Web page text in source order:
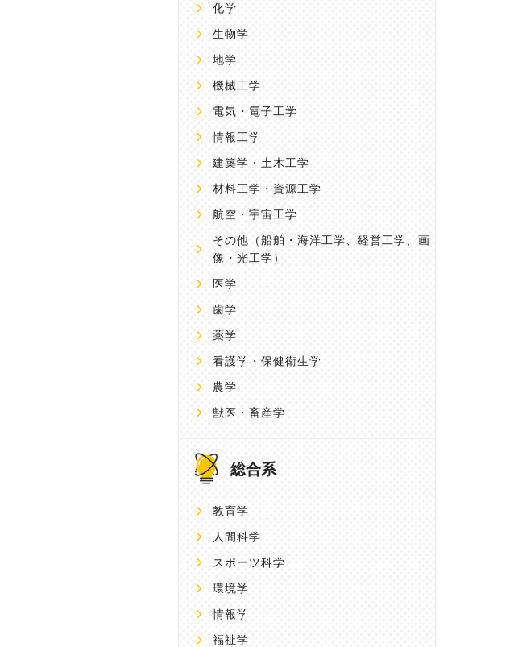
化学
生物学
地学
機械工学
電気・電子工学
情報工学
建築学・土木工学
材料工学・資源工学
航空・宇宙工学
その他 （船舶・海洋工学、経営工学、画
像・光工学）
医学
歯学
薬学
看護学・保健衛生学
農学
獣医・畜産学
総合系
教育学
人間科学
スポーツ科学
環境学
情報学
福祉学